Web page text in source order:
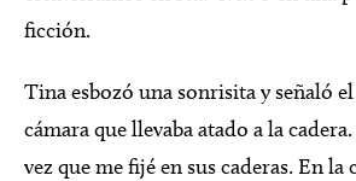
ficción.
Tina esbozó una sonrisita y señaló
cámara que llevaba atado a la
vez que me fijé en sus caderas. En la